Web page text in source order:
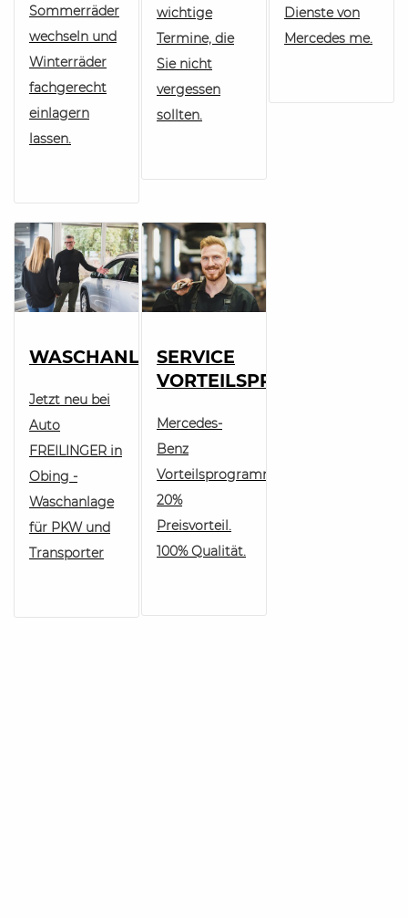
Sommerräder
wechseln und
Winterräder
fachgerecht
einlagern
lassen.
wichtige
Termine, die
Sie nicht
vergessen
sollten.
Dienste von
Mercedes me.
WASCHANLAGE
Jetzt neu bei
Auto
FREILINGER in
Obing -
Waschanlage
für PKW und
Transporter
SERVICE
VORTEILSPROGRAMM
Mercedes-
Benz
Vorteilsprogramm
20%
Preisvorteil.
100% Qualität.